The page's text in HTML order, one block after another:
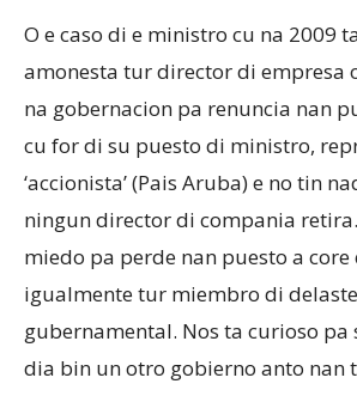
O e caso di e ministro cu na 2009
amonesta tur director di empresa
na gobernacion pa renuncia nan
cu for di su puesto di ministro,
‘accionista’ (Pais Aruba) e no tin
ningun director di compania
miedo pa perde nan puesto a
igualmente tur miembro di
gubernamental. Nos ta curioso pa
dia bin un otro gobierno anto nan